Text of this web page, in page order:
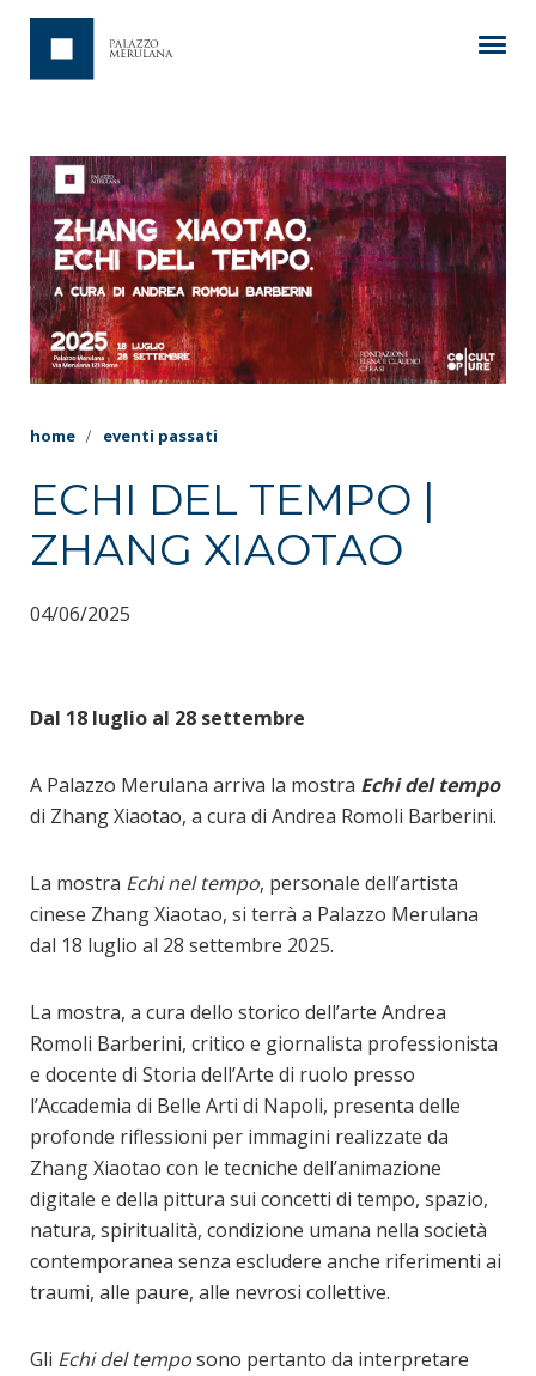
home eventi passati
ECHI DEL TEMPO |
ZHANG XIAOTAO
04/06/2025
Dal 18 luglio al 28 settembre
A Palazzo Merulana arriva la mostra Echi del tempo
di Zhang Xiaotao, a cura di Andrea Romoli Barberini.
La mostra Echi nel tempo, personale dell’artista
cinese Zhang Xiaotao, si terrà a Palazzo Merulana
dal 18 luglio al 28 settembre 2025.
La mostra, a cura dello storico dell’arte Andrea
Romoli Barberini, critico e giornalista professionista
e docente di Storia dell’Arte di ruolo presso
l’Accademia di Belle Arti di Napoli, presenta delle
profonde riflessioni per immagini realizzate da
Zhang Xiaotao con le tecniche dell’animazione
digitale e della pittura sui concetti di tempo, spazio,
natura, spiritualità, condizione umana nella società
contemporanea senza escludere anche riferimenti ai
traumi, alle paure, alle nevrosi collettive.
Gli Echi del temposono pertanto da interpretare